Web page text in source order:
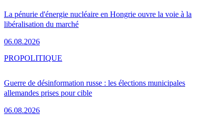
La pénurie d'énergie nucléaire en Hongrie ouvre la voie à la
libéralisation du marché
06.08.2026
Guerre de désinformation russe : les élections municipales
allemandes prises pour cible
06.08.2026
PROPOLITIQUE